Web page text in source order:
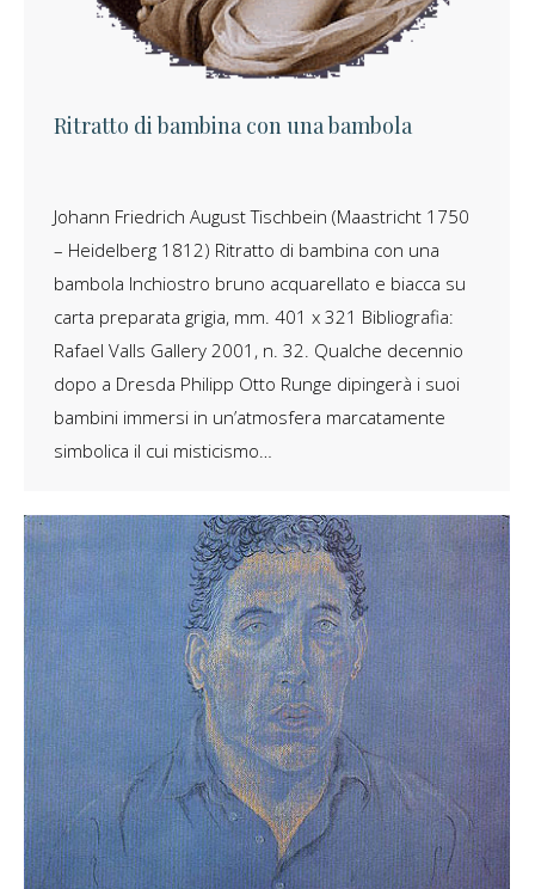
Ritratto di bambina con una bambola
Johann Friedrich August Tischbein (Maastricht 1750
– Heidelberg 1812) Ritratto di bambina con una
bambola Inchiostro bruno acquarellato e biacca su
carta preparata grigia, mm. 401 x 321 Bibliografia:
Rafael Valls Gallery 2001, n. 32. Qualche decennio
dopo a Dresda Philipp Otto Runge dipingerà i suoi
bambini immersi in un’atmosfera marcatamente
simbolica il cui misticismo…